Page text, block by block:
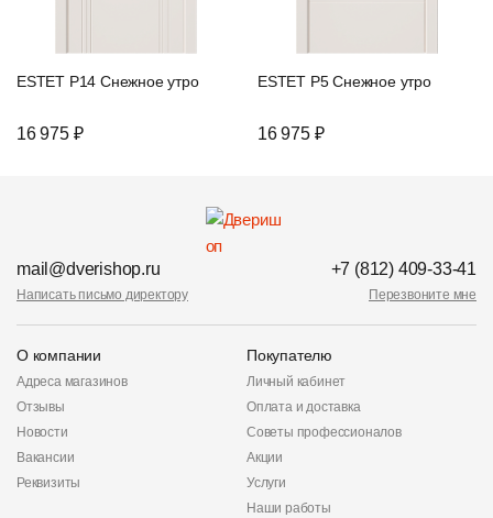
ESTET P14 Снежное утро
16 975 ₽
ESTET P5 Снежное утро
16 975 ₽
mail@dverishop.ru
Написать письмо директору
+7 (812) 409-33-41
Перезвоните мне
О компании
Адреса магазинов
Отзывы
Новости
Вакансии
Реквизиты
Покупателю
Личный кабинет
Оплата и доставка
Советы профессионалов
Акции
Услуги
Наши работы